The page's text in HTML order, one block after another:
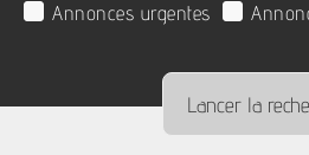
Annonces urgentes